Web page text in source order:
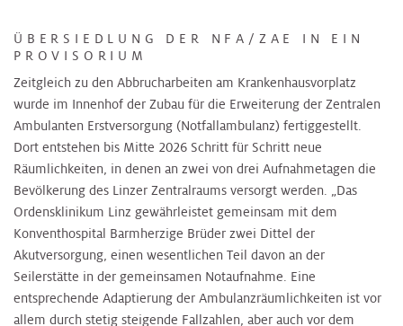
ÜBERSIEDLUNG DER NFA/ZAE IN EIN
PROVISORIUM
Zeitgleich zu den Abbrucharbeiten am Krankenhausvorplatz
wurde im Innenhof der Zubau für die Erweiterung der Zentralen
Ambulanten Erstversorgung (Notfallambulanz) fertiggestellt.
Dort entstehen bis Mitte 2026 Schritt für Schritt neue
Räumlichkeiten, in denen an zwei von drei Aufnahmetagen die
Bevölkerung des Linzer Zentralraums versorgt werden. „Das
Ordensklinikum Linz gewährleistet gemeinsam mit dem
Konventhospital Barmherzige Brüder zwei Dittel der
Akutversorgung, einen wesentlichen Teil davon an der
Seilerstätte in der gemeinsamen Notaufnahme. Eine
entsprechende Adaptierung der Ambulanzräumlichkeiten ist vor
allem durch stetig steigende Fallzahlen, aber auch vor dem